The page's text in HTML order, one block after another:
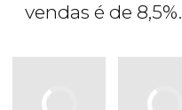
vendas é de 8,5%.